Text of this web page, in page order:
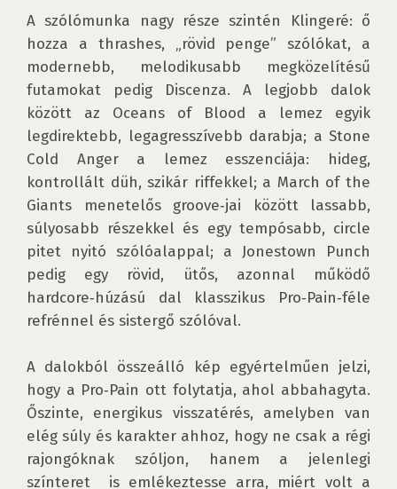
A szólómunka nagy része szintén Klingeré: ő
hozza a thrashes, „rövid penge” szólókat, a
modernebb, melodikusabb megközelítésű
futamokat pedig Discenza. A legjobb dalok
között az Oceans of Blood a lemez egyik
legdirektebb, legagresszívebb darabja; a Stone
Cold Anger a lemez esszenciája: hideg,
kontrollált düh, szikár riffekkel; a March of the
Giants menetelős groove‑jai között lassabb,
súlyosabb részekkel és egy tempósabb, circle
pitet nyitó szólóalappal; a Jonestown Punch
pedig egy rövid, ütős, azonnal működő
hardcore‑húzású dal klasszikus Pro‑Pain‑féle
refrénnel és sistergő szólóval.
A dalokból összeálló kép egyértelműen jelzi,
hogy a Pro‑Pain ott folytatja, ahol abbahagyta.
Őszinte, energikus visszatérés, amelyben van
elég súly és karakter ahhoz, hogy ne csak a régi
rajongóknak szóljon, hanem a jelenlegi
színteret  is emlékeztesse arra, miért volt a